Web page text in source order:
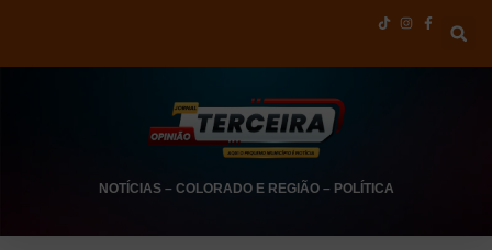
NOTÍCIAS– COLORADO E REGIÃO– POLÍTICA